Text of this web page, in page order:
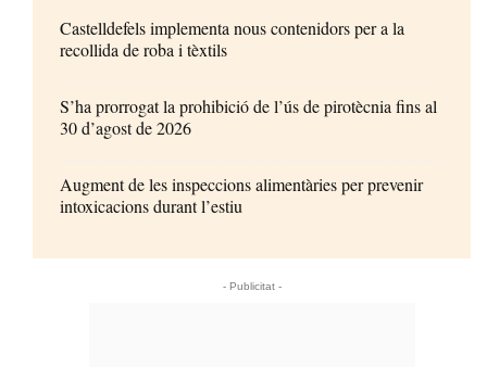
Castelldefels implementa nous contenidors per a la
recollida de roba i tèxtils
S’ha prorrogat la prohibició de l’ús de pirotècnia fins al
30 d’agost de 2026
Augment de les inspeccions alimentàries per prevenir
intoxicacions durant l’estiu
- Publicitat -